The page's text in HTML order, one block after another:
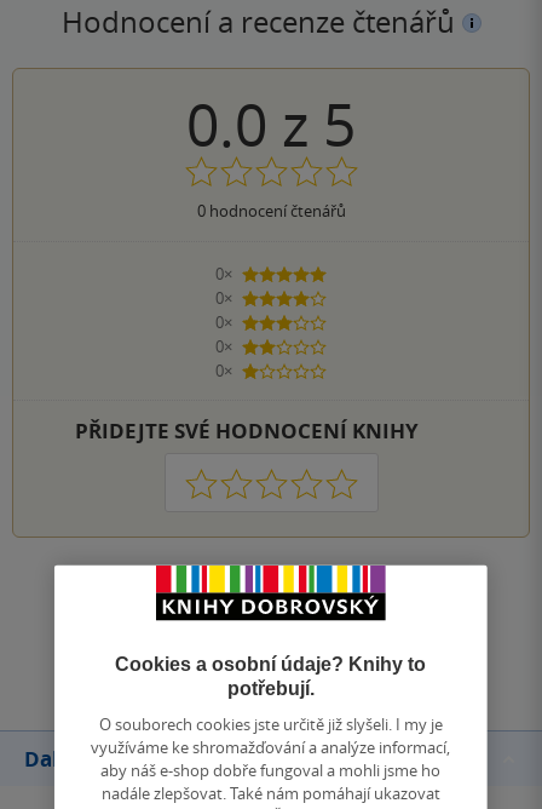
Hodnocení a recenze čtenářů
0.0 z 5
0hodnocení čtenářů
0×
5 hvězdiček
0×
4 hvězdičky
0×
3 hvězdičky
0×
2 hvězdičky
0×
1 hvezdička
PŘIDEJTE SVÉ HODNOCENÍ KNIHY
1 2 3 4 5
Přidat hodnocení
Další knihy autora
Cookies a osobní údaje? Knihy to
potřebují.
O souborech cookies jste určitě již slyšeli. I my je
využíváme ke shromažďování a analýze informací,
aby náš e-shop dobře fungoval a mohli jsme ho
nadále zlepšovat. Také nám pomáhají ukazovat